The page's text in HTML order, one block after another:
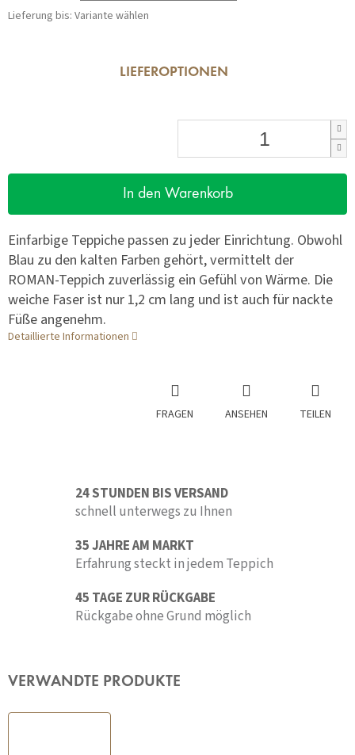
Lieferung bis: Variante wählen
LIEFEROPTIONEN
In den Warenkorb
Einfarbige Teppiche passen zu jeder Einrichtung. Obwohl
Blau zu den kalten Farben gehört, vermittelt der
ROMAN-Teppich zuverlässig ein Gefühl von Wärme. Die
weiche Faser ist nur 1,2 cm lang und ist auch für nackte
Füße angenehm.
Detaillierte Informationen
FRAGEN ANSEHEN TEILEN
24 STUNDEN BIS VERSAND
schnell unterwegs zu Ihnen
35 JAHRE AM MARKT
Erfahrung steckt in jedem Teppich
45 TAGE ZUR RÜCKGABE
Rückgabe ohne Grund möglich
VERWANDTE PRODUKTE